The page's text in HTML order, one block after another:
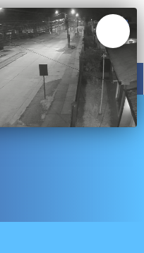
DEPORTES